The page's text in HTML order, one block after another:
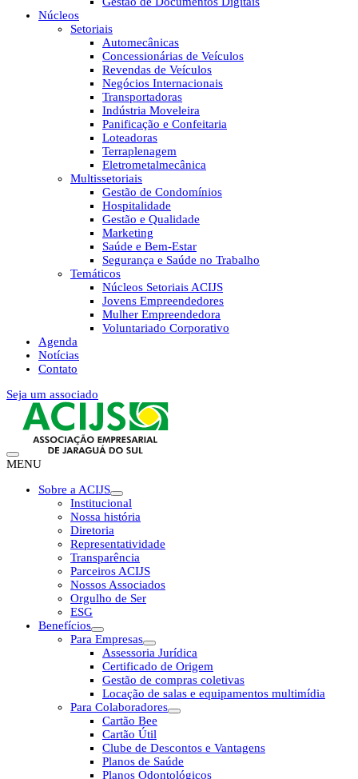
Núcleos
Setoriais
Automecânicas
Concessionárias de Veículos
Revendas de Veículos
Negócios Internacionais
Transportadoras
Indústria Moveleira
Panificação e Confeitaria
Loteadoras
Terraplenagem
Eletrometalmecânica
Multissetoriais
Gestão de Condomínios
Hospitalidade
Gestão e Qualidade
Marketing
Saúde e Bem-Estar
Segurança e Saúde no Trabalho
Temáticos
Núcleos Setoriais ACIJS
Jovens Empreendedores
Mulher Empreendedora
Voluntariado Corporativo
Agenda
Notícias
Contato
Seja um associado
MENU
Sobre a ACIJS
Institucional
Nossa história
Diretoria
Representatividade
Transparência
Parceiros ACIJS
Nossos Associados
Orgulho de Ser
ESG
Benefícios
Para Empresas
Assessoria Jurídica
Certificado de Origem
Gestão de compras coletivas
Locação de salas e equipamentos multimídia
Para Colaboradores
Cartão Bee
Cartão Útil
Clube de Descontos e Vantagens
Planos de Saúde
Planos Odontológicos